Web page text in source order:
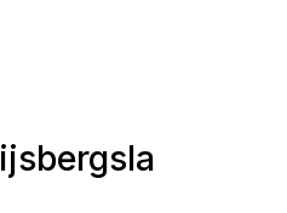
ijsbergsla